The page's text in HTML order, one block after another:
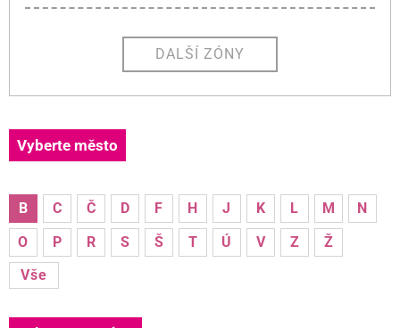
DALŠÍ ZÓNY
Vyberte město
B C Č D F H J K L M
N
O
P R S Š T Ú V Z
Ž
Vše